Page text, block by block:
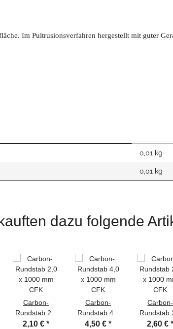
Im Pultrusionsverfahren hergestellt mit guter
0,01 kg
0,01 kg
dazu folgende
Carbon-
Rundstab 2,0
x 1000 mm
2,10 € *
Carbon-
Rundstab 4,0
x 1000 mm
4,50 € *
Carbon-
Rundstab
x 1000
2,60 € *